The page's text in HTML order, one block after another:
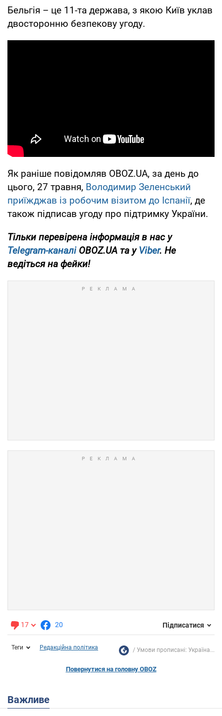
Бельгія – це 11-та держава, з якою Київ уклав
двосторонню безпекову угоду.
Як раніше повідомляв OBOZ.UA, за день до
цього, 27 травня, Володимир Зеленський
приїжджав із робочим візитом до Іспанії, де
також підписав угоду про підтримку України.
Тільки перевірена інформація в нас у
Telegram-каналіOBOZ.UA та уViber. Не
ведіться на фейки!
17 20 Підписатися
Теги Редакційна політика Умови прописані: Україна...
Повернутися на головну OBOZ
Важливе